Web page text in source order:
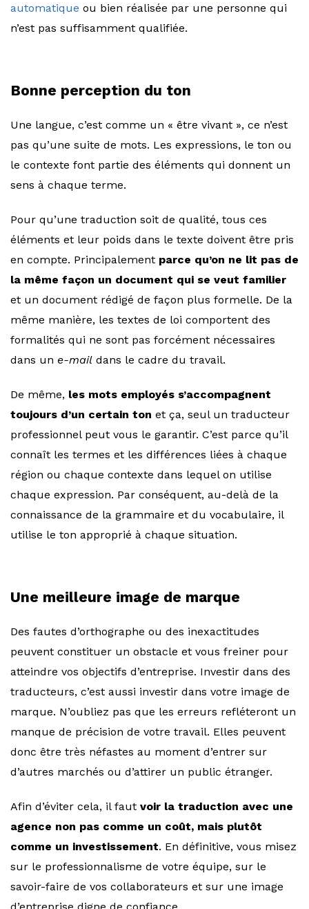
automatique ou bien réalisée par une personne qui
n’est pas suffisamment qualifiée.
Bonne perception du ton
Une langue, c’est comme un « être vivant », ce n’est
pas qu’une suite de mots. Les expressions, le ton ou
le contexte font partie des éléments qui donnent un
sens à chaque terme.
Pour qu’une traduction soit de qualité, tous ces
éléments et leur poids dans le texte doivent être pris
en compte. Principalement parce qu’on ne lit pas de
la même façon un document qui se veut familier
et un document rédigé de façon plus formelle. De la
même manière, les textes de loi comportent des
formalités qui ne sont pas forcément nécessaires
dans un e-mail dans le cadre du travail.
De même, les mots employés s’accompagnent
toujours d’un certain ton et ça, seul un traducteur
professionnel peut vous le garantir. C’est parce qu’il
connaît les termes et les différences liées à chaque
région ou chaque contexte dans lequel on utilise
chaque expression. Par conséquent, au-delà de la
connaissance de la grammaire et du vocabulaire, il
utilise le ton approprié à chaque situation.
Une meilleure image de marque
Des fautes d’orthographe ou des inexactitudes
peuvent constituer un obstacle et vous freiner pour
atteindre vos objectifs d’entreprise. Investir dans des
traducteurs, c’est aussi investir dans votre image de
marque. N’oubliez pas que les erreurs refléteront un
manque de précision de votre travail. Elles peuvent
donc être très néfastes au moment d’entrer sur
d’autres marchés ou d’attirer un public étranger.
Afin d’éviter cela, il faut voir la traduction avec une
agence non pas comme un coût, mais plutôt
comme un investissement. En définitive, vous misez
sur le professionnalisme de votre équipe, sur le
savoir-faire de vos collaborateurs et sur une image
d’entreprise digne de confiance.